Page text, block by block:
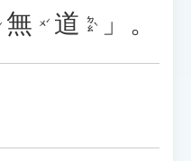
無 ㄨˊ 道 ㄉㄠˋ 」。